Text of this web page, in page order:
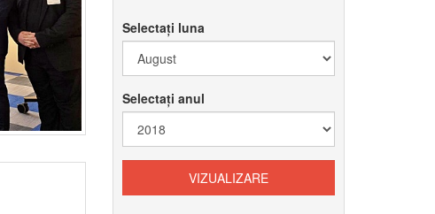
Selectați luna
Selectați anul